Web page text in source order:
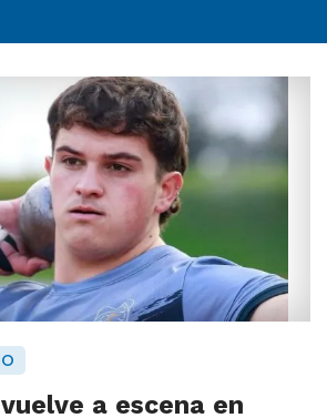
a escena en